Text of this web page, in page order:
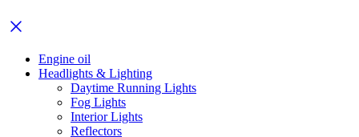
Engine oil
Headlights & Lighting
Daytime Running Lights
Fog Lights
Interior Lights
Reflectors